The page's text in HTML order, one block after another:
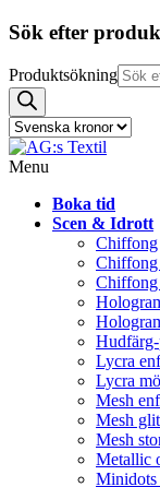
Sök efter
Produktsökning
Menu
Boka tid
Scen & Idrott
Chiffong
Chiffong
Lycra
Lycra
Mesh
Mesh
Mesh
Metallic
Minidots